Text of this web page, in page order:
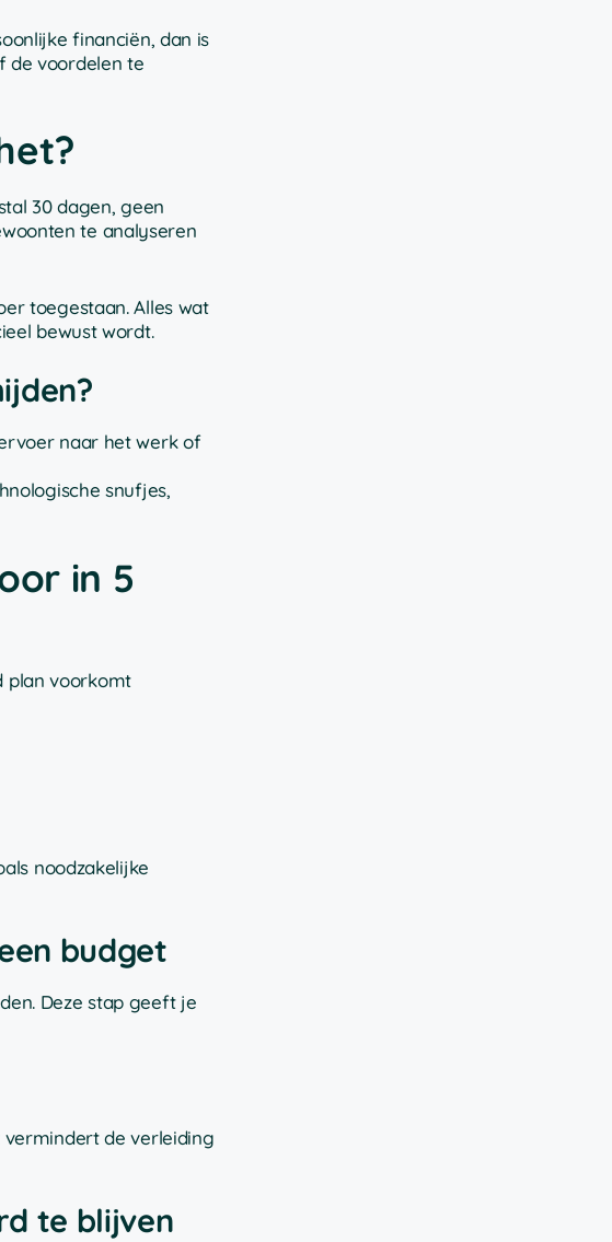
financiën, dan is
de voordelen te
30 dagen, geen
te analyseren
toegestaan. Alles wat
bewust wordt.
naar het werk of
snufjes,
in 5
plan voorkomt
noodzakelijke
budget
Deze stap geeft je
vermindert de verleiding
te blijven